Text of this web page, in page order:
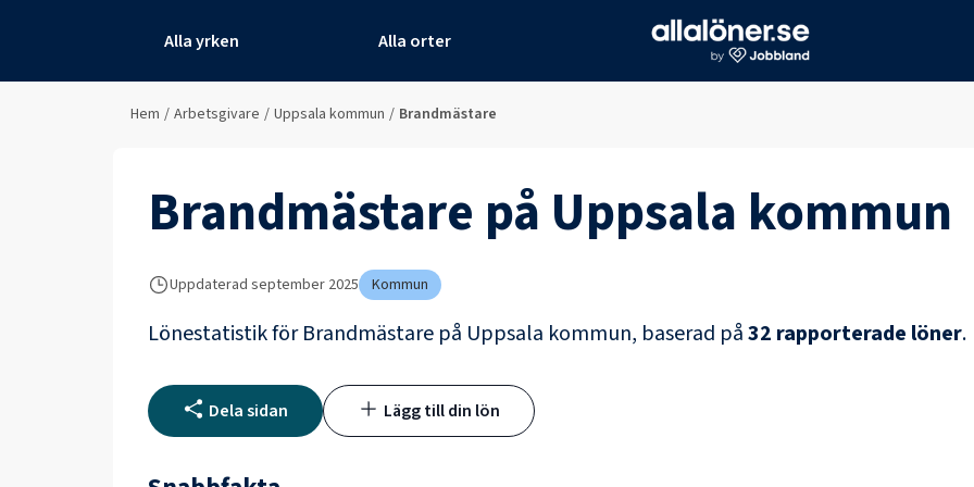
Alla yrken Alla orter
Hem / Arbetsgivare / Uppsala kommun / Brandmästare
Brandmästare på Uppsala kommun
Uppdaterad september 2025 Kommun
Lönestatistik förBrandmästare på Uppsala kommun, baserad på32 rapporterade löner.
Dela sidan Lägg till din lön